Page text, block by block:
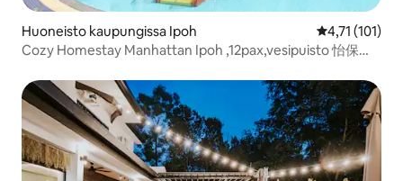
Huoneisto kaupungissa Ipoh
4,71 (101)
Cozy Homestay Manhattan Ipoh ,12pax,vesipuisto 怡保民